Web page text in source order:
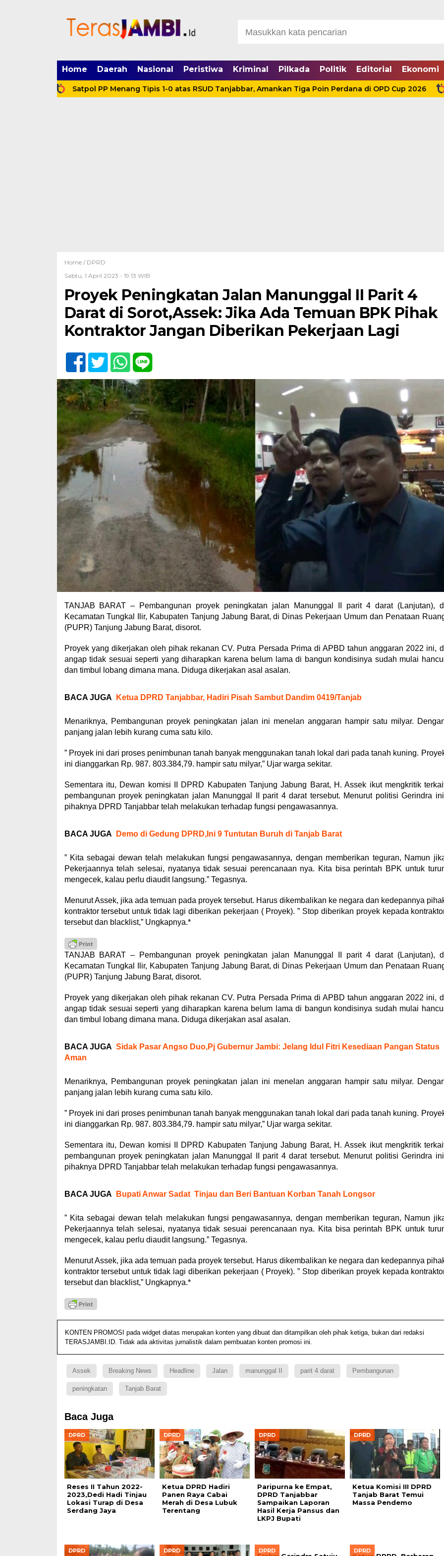
Home Daerah Nasional Peristiwa Kriminal Pilkada Politik Editorial Ekonomi
Satpol PP Menang Tipis 1-0 atas RSUD Tanjabbar, Amankan Tiga Poin Perdana di OPD Cup 2026 HKM
Home / DPRD
Sabtu, 1 April 2023 - 19:13 WIB
Proyek Peningkatan Jalan Manunggal II Parit 4
Darat di Sorot,Assek: Jika Ada Temuan BPK Pihak
Kontraktor Jangan Diberikan Pekerjaan Lagi
TANJAB BARAT – Pembangunan proyek peningkatan jalan Manunggal II parit 4 darat (Lanjutan),
Kecamatan Tungkal Ilir, Kabupaten Tanjung Jabung Barat, di Dinas Pekerjaan Umum dan Penataan
(PUPR) Tanjung Jabung Barat, disorot.
Proyek yang dikerjakan oleh pihak rekanan CV. Putra Persada Prima di APBD tahun anggaran 2022 ini,
angap tidak sesuai seperti yang diharapkan karena belum lama di bangun kondisinya sudah mulai
dan timbul lobang dimana mana. Diduga dikerjakan asal asalan.
BACA JUGA Ketua DPRD Tanjabbar, Hadiri Pisah Sambut Dandim 0419/Tanjab
Menariknya, Pembangunan proyek peningkatan jalan ini menelan anggaran hampir satu milyar.
panjang jalan lebih kurang cuma satu kilo.
” Proyek ini dari proses penimbunan tanah banyak menggunakan tanah lokal dari pada tanah kuning.
ini dianggarkan Rp. 987. 803.384,79. hampir satu milyar,” Ujar warga sekitar.
Sementara itu, Dewan komisi II DPRD Kabupaten Tanjung Jabung Barat, H. Assek ikut mengkritik
pembangunan proyek peningkatan jalan Manunggal II parit 4 darat tersebut. Menurut politisi Gerindra
pihaknya DPRD Tanjabbar telah melakukan terhadap fungsi pengawasannya.
BACA JUGA Demo di Gedung DPRD,Ini 9 Tuntutan Buruh di Tanjab Barat
” Kita sebagai dewan telah melakukan fungsi pengawasannya, dengan memberikan teguran, Namun
Pekerjaannya telah selesai, nyatanya tidak sesuai perencanaan nya. Kita bisa perintah BPK untuk
mengecek, kalau perlu diaudit langsung.” Tegasnya.
Menurut Assek, jika ada temuan pada proyek tersebut. Harus dikembalikan ke negara dan kedepannya
kontraktor tersebut untuk tidak lagi diberikan pekerjaan ( Proyek). ” Stop diberikan proyek kepada
tersebut dan blacklist,” Ungkapnya.*
TANJAB BARAT – Pembangunan proyek peningkatan jalan Manunggal II parit 4 darat (Lanjutan),
Kecamatan Tungkal Ilir, Kabupaten Tanjung Jabung Barat, di Dinas Pekerjaan Umum dan Penataan
(PUPR) Tanjung Jabung Barat, disorot.
Proyek yang dikerjakan oleh pihak rekanan CV. Putra Persada Prima di APBD tahun anggaran 2022 ini,
angap tidak sesuai seperti yang diharapkan karena belum lama di bangun kondisinya sudah mulai
dan timbul lobang dimana mana. Diduga dikerjakan asal asalan.
BACA JUGA Sidak Pasar Angso Duo,Pj Gubernur Jambi: Jelang Idul Fitri Kesediaan Pangan Status
Aman
Menariknya, Pembangunan proyek peningkatan jalan ini menelan anggaran hampir satu milyar.
panjang jalan lebih kurang cuma satu kilo.
” Proyek ini dari proses penimbunan tanah banyak menggunakan tanah lokal dari pada tanah kuning.
ini dianggarkan Rp. 987. 803.384,79. hampir satu milyar,” Ujar warga sekitar.
Sementara itu, Dewan komisi II DPRD Kabupaten Tanjung Jabung Barat, H. Assek ikut mengkritik
pembangunan proyek peningkatan jalan Manunggal II parit 4 darat tersebut. Menurut politisi Gerindra
pihaknya DPRD Tanjabbar telah melakukan terhadap fungsi pengawasannya.
BACA JUGA Bupati Anwar Sadat Tinjau dan Beri Bantuan Korban Tanah Longsor
” Kita sebagai dewan telah melakukan fungsi pengawasannya, dengan memberikan teguran, Namun
Pekerjaannya telah selesai, nyatanya tidak sesuai perencanaan nya. Kita bisa perintah BPK untuk
mengecek, kalau perlu diaudit langsung.” Tegasnya.
Menurut Assek, jika ada temuan pada proyek tersebut. Harus dikembalikan ke negara dan kedepannya
kontraktor tersebut untuk tidak lagi diberikan pekerjaan ( Proyek). ” Stop diberikan proyek kepada
tersebut dan blacklist,” Ungkapnya.*
KONTEN PROMOSI pada widget diatas merupakan konten yang dibuat dan ditampilkan oleh pihak ketiga, bukan dari redaksi
TERASJAMBI.ID. Tidak ada aktivitas jurnalistik dalam pembuatan konten promosi ini.
Assek Breaking News Headline Jalan manunggal II parit 4 darat Pembangunan
peningkatan Tanjab Barat
Baca Juga
DPRD
Reses II Tahun 2022-
2023,Dedi Hadi Tinjau
Lokasi Turap di Desa
Serdang Jaya
DPRD
Ketua DPRD Hadiri
Panen Raya Cabai
Merah di Desa Lubuk
Terentang
DPRD
Paripurna ke Empat,
DPRD Tanjabbar
Sampaikan Laporan
Hasil Kerja Pansus dan
LKPJ Bupati
DPRD
Ketua Komisi III DPRD
Tanjab Barat Temui
Massa Pendemo
DPRD DPRD DPRD DPRD